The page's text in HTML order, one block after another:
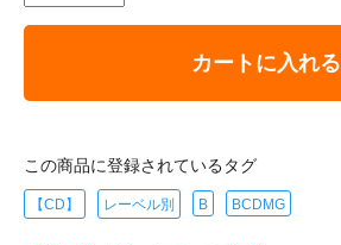
カートに入れる
この商品に登録されているタグ
【CD】 レーベル別 B BCDMG